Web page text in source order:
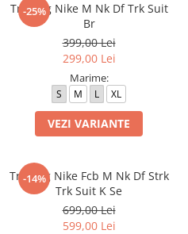
-25%
Trening Nike M Nk Df Trk Suit
Br
399,00 Lei
299,00 Lei
Marime:
S M L XL
VEZI VARIANTE
-14%
Trening Nike Fcb M Nk Df Strk
Trk Suit K Se
699,00 Lei
599,00 Lei